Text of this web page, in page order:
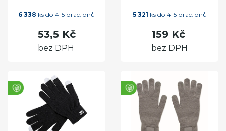
6 338 ks do 4-5 prac. dnů
53,5 Kč
bez DPH
5 321 ks do 4-5 prac. dnů
159 Kč
bez DPH